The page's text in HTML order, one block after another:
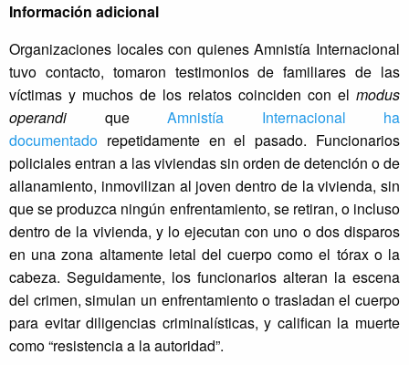
Información adicional
Organizaciones locales con quienes Amnistía Internacional
tuvo contacto, tomaron testimonios de familiares de las
víctimas y muchos de los relatos coinciden con el modus
operandi que Amnistía Internacional ha
documentado repetidamente en el pasado. Funcionarios
policiales entran a las viviendas sin orden de detención o de
allanamiento, inmovilizan al joven dentro de la vivienda, sin
que se produzca ningún enfrentamiento, se retiran, o incluso
dentro de la vivienda, y lo ejecutan con uno o dos disparos
en una zona altamente letal del cuerpo como el tórax o la
cabeza. Seguidamente, los funcionarios alteran la escena
del crimen, simulan un enfrentamiento o trasladan el cuerpo
para evitar diligencias criminalísticas, y califican la muerte
como “resistencia a la autoridad”.